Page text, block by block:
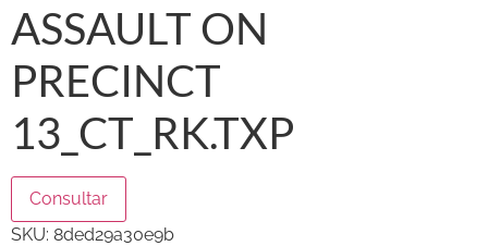
ASSAULT ON
PRECINCT
13_CT_RK.TXP
Consultar
SKU: 8ded29a30e9b